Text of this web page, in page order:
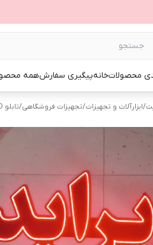
محصولاتخانهپیگیری سفارشهمه
/ابزارآلات و تجهیزات/تجهیزات فروشگاهی/تابلو LED